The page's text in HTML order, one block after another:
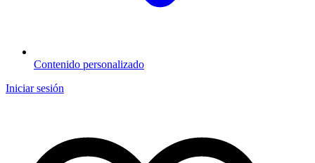
Contenido personalizado
Iniciar sesión